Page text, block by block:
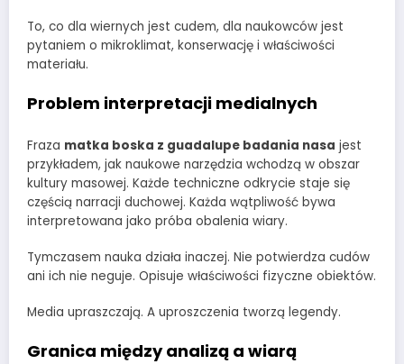
To, co dla wiernych jest cudem, dla naukowców jest
pytaniem o mikroklimat, konserwację i właściwości
materiału.
Problem interpretacji medialnych
Fraza matka boska z guadalupe badania nasa jest
przykładem, jak naukowe narzędzia wchodzą w obszar
kultury masowej. Każde techniczne odkrycie staje się
częścią narracji duchowej. Każda wątpliwość bywa
interpretowana jako próba obalenia wiary.
Tymczasem nauka działa inaczej. Nie potwierdza cudów
ani ich nie neguje. Opisuje właściwości fizyczne obiektów.
Media upraszczają. A uproszczenia tworzą legendy.
Granica między analizą a wiarą